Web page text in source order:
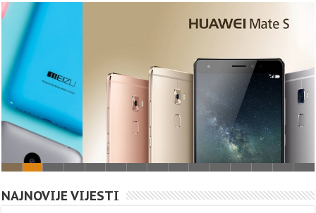
Huawei Mate S – Recenzija
NAJNOVIJE VIJESTI